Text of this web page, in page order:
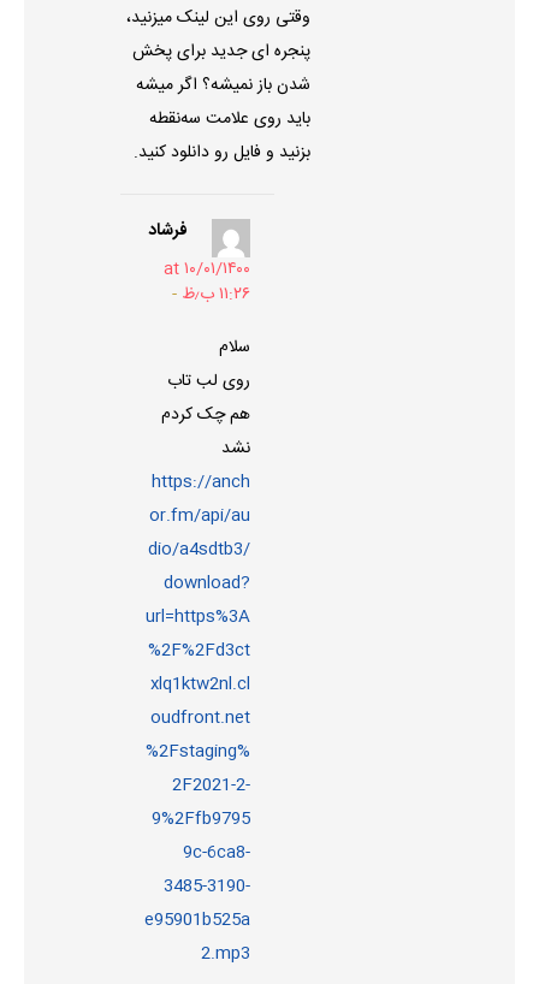
وقتی روی این لینک میزنید،
پنجره ای جدید برای پخش
شدن باز نمیشه؟ اگر میشه
باید روی علامت سه‌نقطه
بزنید و فایل رو دانلود کنید.
فرشاد
۱۰/۰۱/۱۴۰۰ at
۱۱:۲۶ ب٫ظ
سلام
روی لب تاب
هم چک کردم
نشد
https://anch
or.fm/api/au
dio/a4sdtb3/
download?
url=https%3A
%2F%2Fd3ct
xlq1ktw2nl.cl
oudfront.net
%2Fstaging%
2F2021-2-
9%2Ffb9795
9c-6ca8-
3485-3190-
e95901b525a
2.mp3